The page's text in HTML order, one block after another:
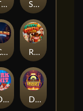
Crownlings Clusters
The Cursed King
Dork Unit
Rusty & Curly
Snow Slingers
Desert Temple